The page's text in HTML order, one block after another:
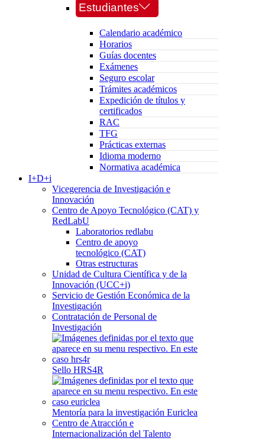
Estudiantes
Calendario académico
Horarios
Guías docentes
Exámenes
Seguro escolar
Trámites académicos
Expedición de títulos y
certificados
RAC
TFG
Prácticas externas
Idioma moderno
Normativa académica
I+D+i
Vicegerencia de Investigación e
Innovación
Centro de Apoyo Tecnológico (CAT) y
RedLabU
Laboratorios redlabu
Centro de apoyo
tecnológico (CAT)
Otras estructuras
Unidad de Cultura Científica y de la
Innovación (UCC+i)
Servicio de Gestión Económica de la
Investigación
Contratación de Personal de
Investigación
Sello HRS4R
Mentoría para la investigación Euriclea
Centro de Atracción e
Internacionalización del Talento